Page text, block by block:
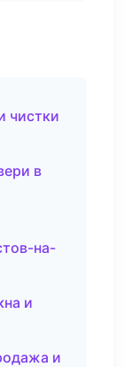
чистки
в
на-
и
и